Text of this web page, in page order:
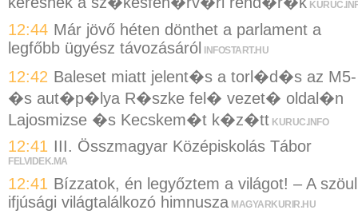
12:44 Már jövő héten dönthet a parlament a
legfőbb ügyész távozásáról
INFOSTART.HU
12:42 Baleset miatt jelent�s a torl�d�s az M5-
�s aut�p�lya R�szke fel� vezet� oldal�n
Lajosmizse �s Kecskem�t k�z�tt KURUC.INFO
12:41 III. Összmagyar Középiskolás Tábor
FELVIDEK.MA
12:41 Bízzatok, én legyőztem a világot! – A
ifjúsági világtalálkozó himnusza MAGYARKURIR.HU